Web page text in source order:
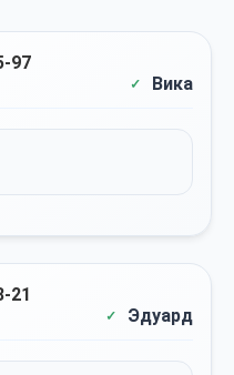
97
Вика
21
Эдуард